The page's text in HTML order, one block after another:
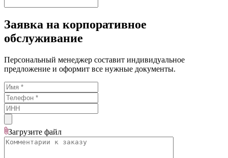
Заявка на корпоративное
обслуживание
Персональный менеджер составит индивидуальное
предложение и оформит все нужные документы.
Загрузите файл